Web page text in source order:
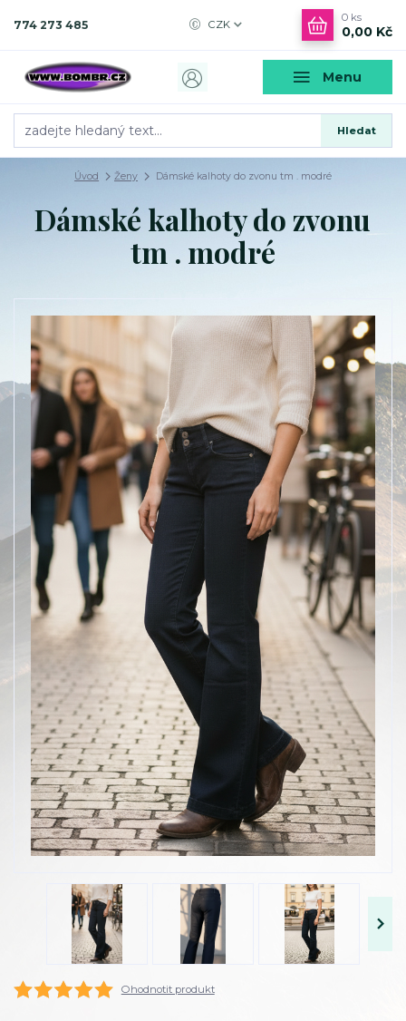
Menu
CZK
Hledat
774 273 485
0 ks
0,00 Kč
Úvod Ženy Dámské kalhoty do zvonu tm . modré
Dámské kalhoty do zvonu
tm . modré
Ohodnotit produkt